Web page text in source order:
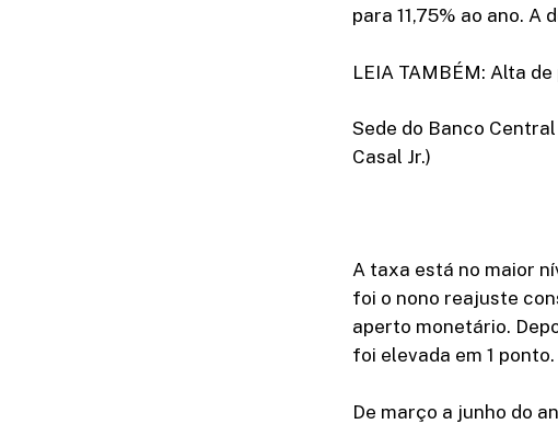
para 11,75% ao ano.
LEIA TAMBÉM: Alta
Sede do Banco
Casal Jr.)
A taxa está no maior
foi o nono reajuste
aperto monetário.
foi elevada em 1 ponto.
De março a junho do